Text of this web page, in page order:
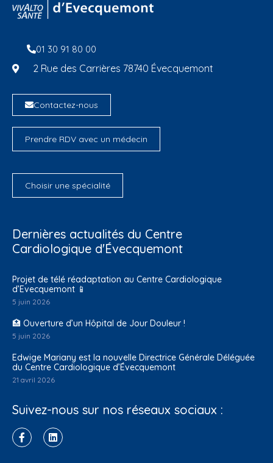
01 30 91 80 00
2 Rue des Carrières 78740 Évecquemont
Contactez-nous
Prendre RDV avec un médecin
Choisir une spécialité
Dernières actualités du Centre
Cardiologique d'Évecquemont
Projet de télé réadaptation au Centre Cardiologique
d’Evecquemont 📱
5 juin 2026
🏥 Ouverture d’un Hôpital de Jour Douleur !
5 juin 2026
Edwige Mariany est la nouvelle Directrice Générale Déléguée
du Centre Cardiologique d’Évecquemont
21 avril 2026
Suivez-nous sur nos réseaux sociaux :